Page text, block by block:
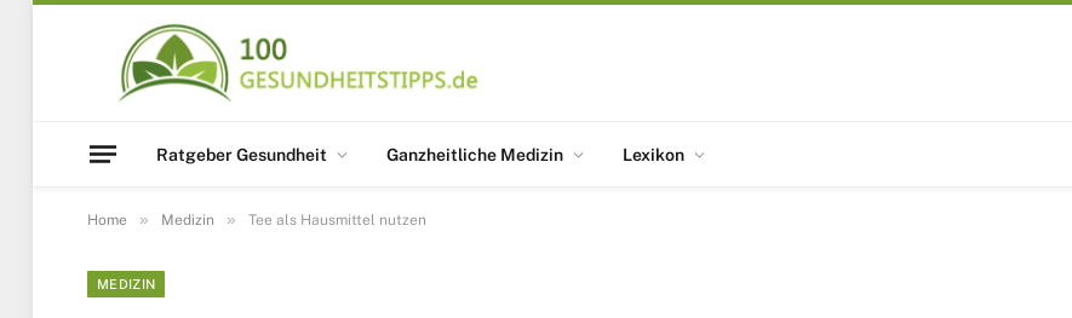
Ratgeber Gesundheit Ganzheitliche Medizin Lexikon
Home » Medizin » Tee als Hausmittel nutzen
MEDIZIN